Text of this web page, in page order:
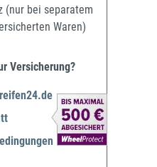
(nur bei separatem
Waren)
Versicherung?